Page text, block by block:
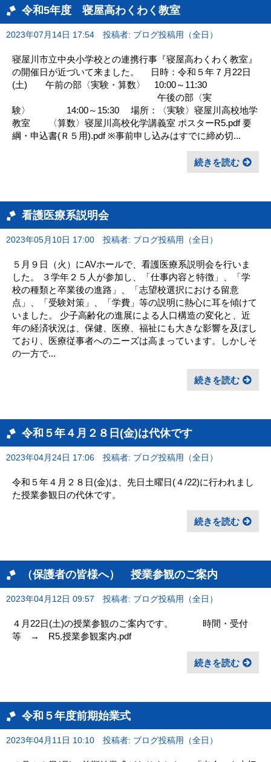
令和5年度 寝屋高わくわく教室
2023年07月14日 17:54 投稿者: ブログ投稿用（全日）
寝屋川市立中央小学校との連携行事『寝屋高わくわく教室』
の開催日が近づいて来ました。 日時：令和５年７月22日
(土) 午前の部〈実験・算数〉 10:00～11:30
午後の部〈実
験〉 14:00～15:30 場所：〈実験〉寝屋川高校地学
教室 〈算数〉寝屋川高校化学講義室 ポスターR5.pdf 要
綱・申込書(Ｒ５用).pdf ※事前申し込みはすでに締め切...
続きを読む
看護医療系説明会
2023年05月10日 17:00 投稿者: ブログ投稿用（全日）
５月９日（火）にAVホールで、看護医療系説明会を行いま
した。 ３学年２５人が参加し、「仕事内容と特徴」、「学
校の種類と卒業後の進路」、「志望校選択における留意
点」、「受験対策」、「学費」等の説明に熱心に耳を傾けて
いました。 少子高齢化の進展による人口構造の変化と、近
年の経済状況は、保健、医療、福祉にも大きな影響を及ぼし
ており、医療従事者へのニーズは高まっています。しかしそ
の一方で...
続きを読む
令和５年４月２８日(金)は代休です
2023年04月24日 17:06 投稿者: ブログ投稿用（全日）
令和５年４月２８日(金)は、先日土曜日(４/22)に行われまし
た授業参観日の代休です。
続きを読む
（保護者の皆様へ） 授業参観のご案内
2023年04月12日 09:57 投稿者: ブログ投稿用（全日）
４月22日(土)の授業参観のご案内です。 時間・受付
等 → R5.授業参観案内.pdf
続きを読む
令和５年度前期始業式
2023年04月11日 10:10 投稿者: ブログ投稿用（全日）